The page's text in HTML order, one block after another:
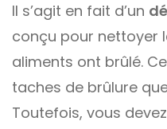
Il s’agit en fait d’un
conçu pour nettoyer
aliments ont brûlé.
taches de brûlure
Toutefois, vous